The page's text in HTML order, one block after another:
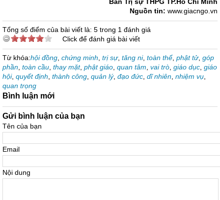
Nguồn tin: www.giacngo.vn
Tổng số điểm của bài viết là: 5 trong 1 đánh giá
Click để đánh giá bài viết
Từ khóa:hội đồng chứng minh trị sự, tăng ni, toàn thể, phật tử, góp
phần toàn cầu thay mặt, phật giáo quan tâm vai trò giáo dục giáo
hội, quyết định thành công quản lý, đạo đức dĩ nhiên nhiệm vụ
quan trọng
Bình luận mới
Gửi bình luận của bạn
Tên của bạn
Email
Nội dung